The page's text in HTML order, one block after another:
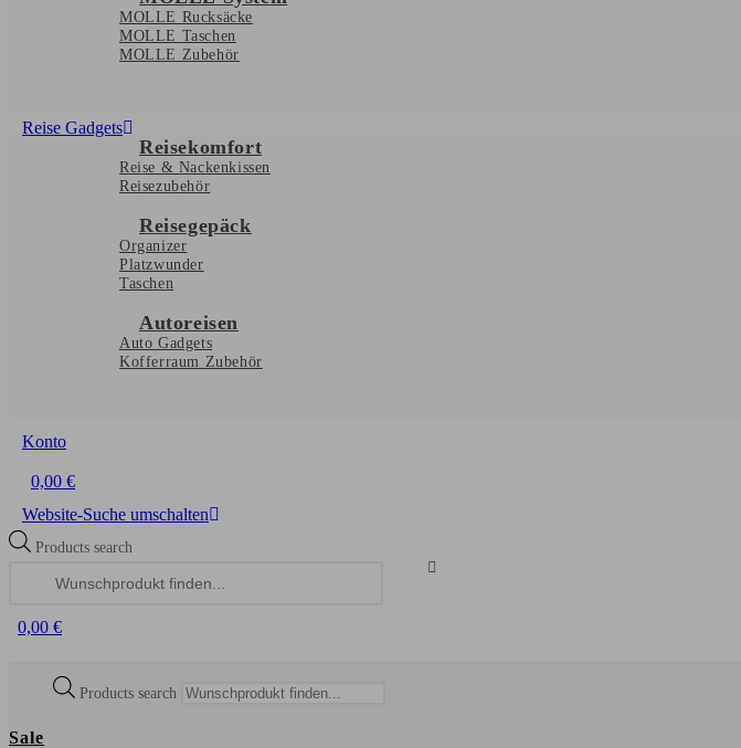
MOLLE Rucksäcke
MOLLE Taschen
MOLLE Zubehör
Reise Gadgets
Reisekomfort
Reise & Nackenkissen
Reisezubehör
Reisegepäck
Organizer
Platzwunder
Taschen
Autoreisen
Auto Gadgets
Kofferraum Zubehör
Konto
0,00 €
Website-Suche umschalten
Products search
0,00 €
Products search
Sale